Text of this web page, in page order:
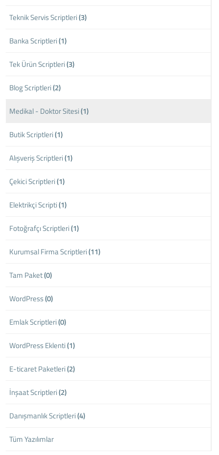
Teknik Servis Scriptleri(3)
Banka Scriptleri(1)
Tek Ürün Scriptleri(3)
Blog Scriptleri(2)
Medikal - Doktor Sitesi(1)
Butik Scriptleri(1)
Alışveriş Scriptleri(1)
Çekici Scriptleri(1)
Elektrikçi Scripti(1)
Fotoğrafçı Scriptleri(1)
Kurumsal Firma Scriptleri(11)
Tam Paket(0)
WordPress(0)
Emlak Scriptleri(0)
WordPress Eklenti(1)
E-ticaret Paketleri(2)
İnşaat Scriptleri(2)
Danışmanlık Scriptleri(4)
Tüm Yazılımlar